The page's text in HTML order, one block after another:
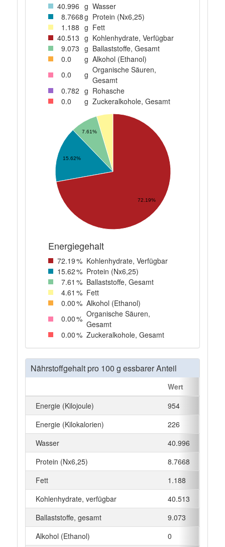
40.996 g Wasser
8.7668g Protein (Nx6,25)
1 .188 g Fett
40.513 g Kohlenhydrate, Verfügbar
9.073 g Ballaststoffe, Gesamt
0.0 g Alkohol (Ethanol)
0.0 g Organische Säuren,
Gesamt
0.782 g Rohasche
0.0 g Zuckeralkohole, Gesamt
7.61%
15.62%
72.19%
Energiegehalt
72.19% Kohlenhydrate, Verfügbar
15.62% Protein (Nx6,25)
7.61 % Ballaststoffe, Gesamt
4.61 % Fett
0.00% Alkohol (Ethanol)
0.00% Organische Säuren,
Gesamt
0.00% Zuckeralkohole, Gesamt
Nährstoffgehalt pro 100 g essbarer Anteil
Wert
Energie (Kilojoule)
954
Energie (Kilokalorien)
226
Wasser
40.996
Protein (Nx6,25)
8.7668
Fett
1.188
Kohlenhydrate, verfügbar
40.513
Ballaststoffe, gesamt
9.073
Alkohol (Ethanol)
0